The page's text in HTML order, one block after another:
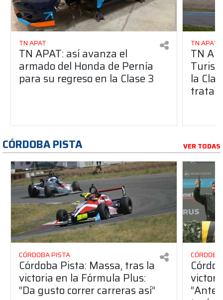
TN APAT
TN APAT: así avanza el
armado del Honda de Pernía
para su regreso en la Clase 3
TN APAT
TN
la
trata?
CÓRDOBA PISTA VER TODAS
CÓRDOBA PISTA
Córdoba Pista: Massa, tras la
victoria en la Fórmula Plus:
“Da gusto correr carreras así”